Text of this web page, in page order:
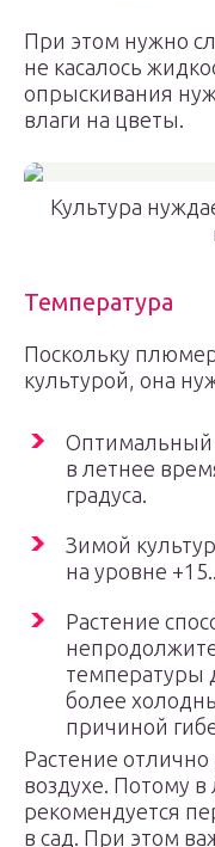
При этом нужно
не касалось
опрыскивания
влаги на цветы.
Культура
Температура
Поскольку
культурой, она
в летнее
градуса.
Зимой
на уровне
Растение
температуры
более
причиной
Растение
воздухе. Потому в
рекомендуется
в сад. При этом